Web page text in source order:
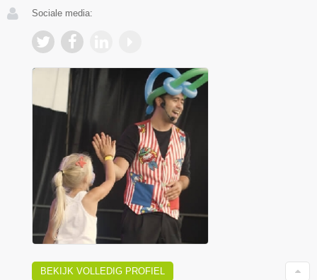
Sociale media:
BEKIJK VOLLEDIG PROFIEL